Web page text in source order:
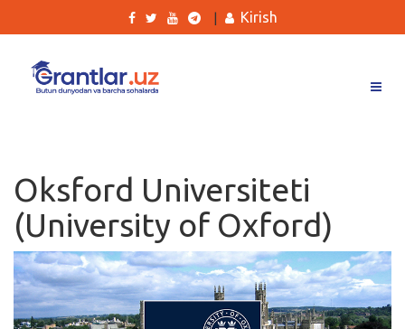
Ishlar
Kurslar
Blog
Yana
Kirish
Oksford Universiteti
(University of Oxford)